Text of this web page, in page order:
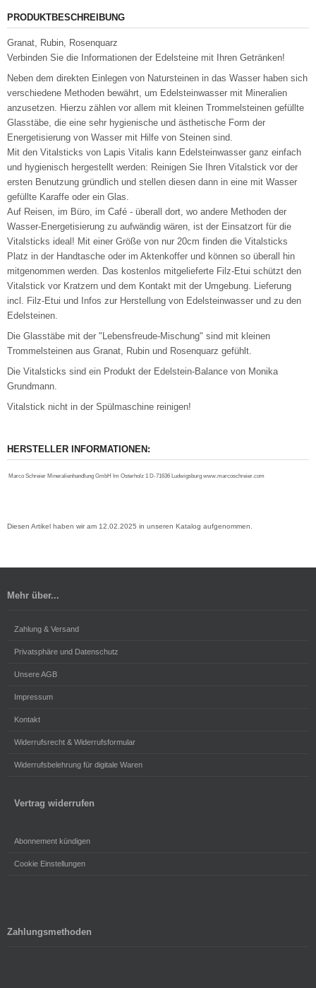
PRODUKTBESCHREIBUNG
Granat, Rubin, Rosenquarz
Verbinden Sie die Informationen der Edelsteine mit Ihren Getränken!
Neben dem direkten Einlegen von Natursteinen in das Wasser haben sich
verschiedene Methoden bewährt, um Edelsteinwasser mit Mineralien
anzusetzen. Hierzu zählen vor allem mit kleinen Trommelsteinen gefüllte
Glasstäbe, die eine sehr hygienische und ästhetische Form der
Energetisierung von Wasser mit Hilfe von Steinen sind.
Mit den Vitalsticks von Lapis Vitalis kann Edelsteinwasser ganz einfach
und hygienisch hergestellt werden: Reinigen Sie Ihren Vitalstick vor der
ersten Benutzung gründlich und stellen diesen dann in eine mit Wasser
gefüllte Karaffe oder ein Glas.
Auf Reisen, im Büro, im Café - überall dort, wo andere Methoden der
Wasser-Energetisierung zu aufwändig wären, ist der Einsatzort für die
Vitalsticks ideal! Mit einer Größe von nur 20cm finden die Vitalsticks
Platz in der Handtasche oder im Aktenkoffer und können so überall hin
mitgenommen werden. Das kostenlos mitgelieferte Filz-Etui schützt den
Vitalstick vor Kratzern und dem Kontakt mit der Umgebung. Lieferung
incl. Filz-Etui und Infos zur Herstellung von Edelsteinwasser und zu den
Edelsteinen.
Die Glasstäbe mit der "Lebensfreude-Mischung" sind mit kleinen
Trommelsteinen aus Granat, Rubin und Rosenquarz gefühlt.
Die Vitalsticks sind ein Produkt der Edelstein-Balance von Monika
Grundmann.
Vitalstick nicht in der Spülmaschine reinigen!
HERSTELLER INFORMATIONEN:
Marco Schreier Mineralienhandlung GmbH Im Osterholz 1 D-71636 Ludwigsburg www.marcoschreier.com
Diesen Artikel haben wir am 12.02.2025 in unseren Katalog aufgenommen.
Mehr über...
Zahlung & Versand
Privatsphäre und Datenschutz
Unsere AGB
Impressum
Kontakt
Widerrufsrecht & Widerrufsformular
Widerrufsbelehrung für digitale Waren
Vertrag widerrufen
Abonnement kündigen
Cookie Einstellungen
Zahlungsmethoden